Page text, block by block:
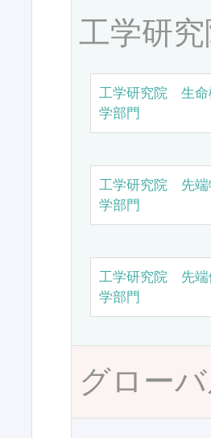
工学研
工学研究院 生命
学部門
工学研究院 先端
学部門
工学研究院 先端
学部門
グロー